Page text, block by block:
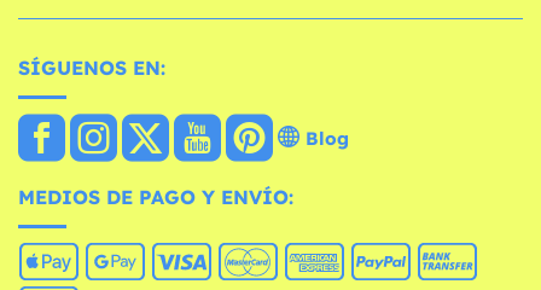
SÍGUENOS EN:
Blog
MEDIOS DE PAGO Y ENVÍO: